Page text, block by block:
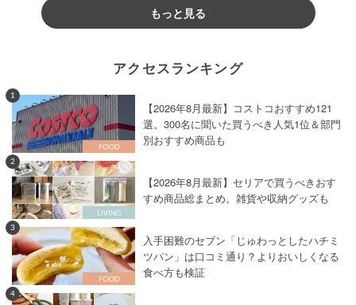
もっと見る
アクセスランキング
1
【2026年8月最新】コストコおすすめ121
選。300名に聞いた買うべき人気1位＆部門
別おすすめ商品も
2
【2026年8月最新】セリアで買うべきおす
すめ商品総まとめ。雑貨や収納グッズも
3
入手困難のセブン「じゅわっとしたハチミ
ツパン」は口コミ通り？よりおいしくなる
食べ方も検証
4